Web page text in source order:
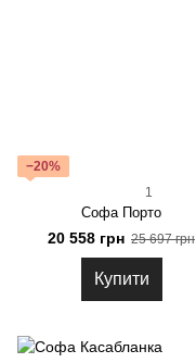
−20%
1
Софа Порто
20 558 грн 25 697 грн
Купити